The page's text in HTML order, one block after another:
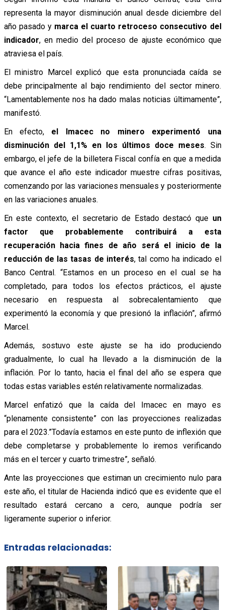
representa la mayor disminución anual desde diciembre del
año pasado y marca el cuarto retroceso consecutivo del
indicador, en medio del proceso de ajuste económico que
atraviesa el país.
El ministro Marcel explicó que esta pronunciada caída se
debe principalmente al bajo rendimiento del sector minero.
“Lamentablemente nos ha dado malas noticias últimamente”,
manifestó.
En efecto, el Imacec no minero experimentó una
disminución del 1,1% en los últimos doce meses. Sin
embargo, el jefe de la billetera Fiscal confía en que a medida
que avance el año este indicador muestre cifras positivas,
comenzando por las variaciones mensuales y posteriormente
en las variaciones anuales.
En este contexto, el secretario de Estado destacó que un
factor que probablemente contribuirá a esta
recuperación hacia fines de año será el inicio de la
reducción de las tasas de interés, tal como ha indicado el
Banco Central. “Estamos en un proceso en el cual se ha
completado, para todos los efectos prácticos, el ajuste
necesario en respuesta al sobrecalentamiento que
experimentó la economía y que presionó la inflación”, afirmó
Marcel.
Además, sostuvo este ajuste se ha ido produciendo
gradualmente, lo cual ha llevado a la disminución de la
inflación. Por lo tanto, hacia el final del año se espera que
todas estas variables estén relativamente normalizadas.
Marcel enfatizó que la caída del Imacec en mayo es
“plenamente consistente” con las proyecciones realizadas
para el 2023.”Todavía estamos en este punto de inflexión que
debe completarse y probablemente lo iremos verificando
más en el tercer y cuarto trimestre”, señaló.
Ante las proyecciones que estiman un crecimiento nulo para
este año, el titular de Hacienda indicó que es evidente que el
resultado estará cercano a cero, aunque podría ser
ligeramente superior o inferior.
Entradas relacionadas: